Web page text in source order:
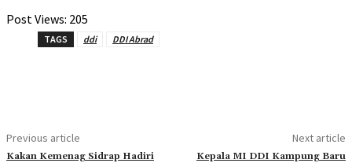
Post Views: 205
TAGS ddi DDI Abrad
Previous article
Kakan Kemenag Sidrap Hadiri
Next article
Kepala MI DDI Kampung Baru